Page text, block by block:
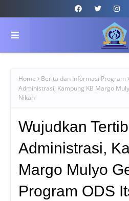
Home Berita dan Informasi Program
Administrasi, Kampung KB Margo
Nikah
Wujudkan Tertib
Administrasi,
Margo Mulyo
Program ODS